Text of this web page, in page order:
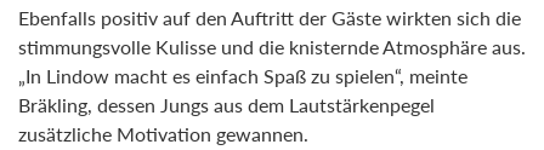
Ebenfalls positiv auf den Auftritt der Gäste wirkten sich die
stimmungsvolle Kulisse und die knisternde Atmosphäre aus.
„In Lindow macht es einfach Spaß zu spielen“, meinte
Bräkling, dessen Jungs aus dem Lautstärkenpegel
zusätzliche Motivation gewannen.